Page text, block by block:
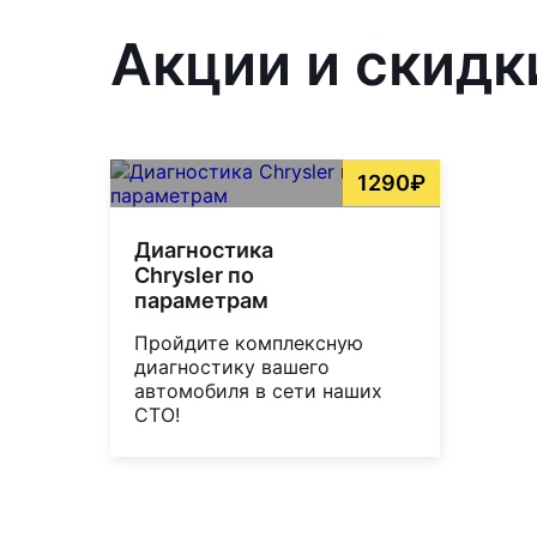
Акции и
1290₽
Диагностика
Chrysler по
параметрам
Пройдите комплексную
диагностику вашего
автомобиля в сети наших
СТО!